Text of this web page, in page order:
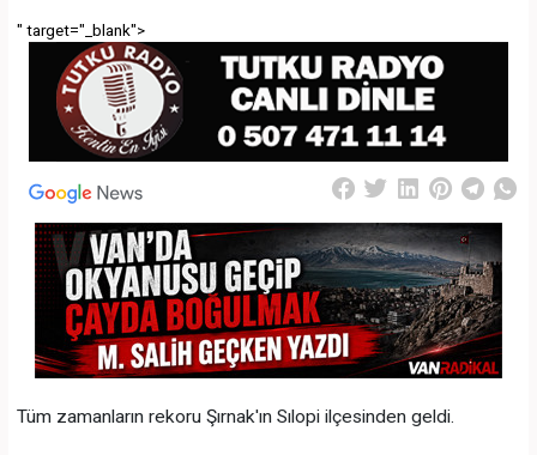
" target="_blank">
Tüm zamanların rekoru Şırnak'ın Sılopi ilçesinden geldi.